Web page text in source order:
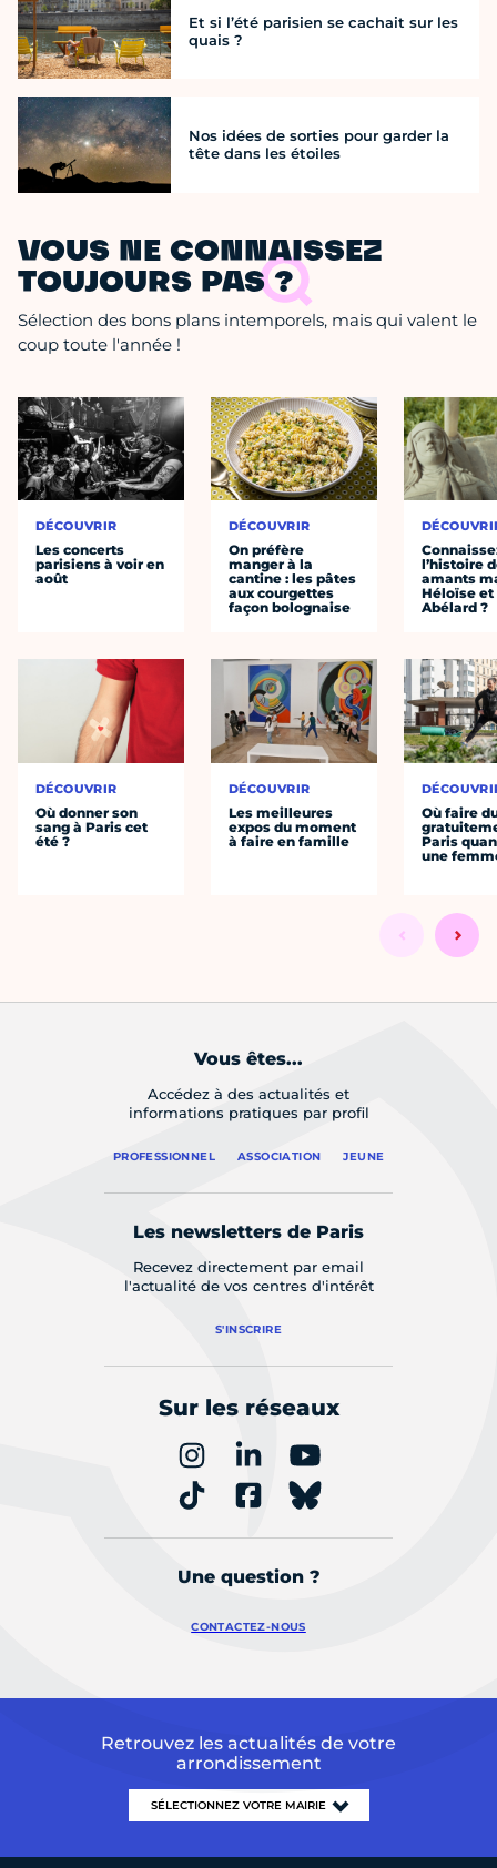
Et si l’été parisien se cachait sur les
quais ?
Nos idées de sorties pour garder la
tête dans les étoiles
VOUS NE CONNAISSEZ
TOUJOURS PAS ?
Sélection des bons plans intemporels, mais qui valent le
coup toute l'année !
DÉCOUVRIR
Les concerts
parisiens à voir en
août
DÉCOUVRIR
Où donner son
sang à Paris cet
été ?
DÉCOUVRIR
On préfère
manger à la
cantine : les pâtes
aux courgettes
façon bolognaise
DÉCOUVRIR
Les meilleures
expos du moment
à faire en famille
l’histoire
amants
Héloïse et
Abélard ?
Où faire
Paris
une
Vous êtes...
Accédez à des actualités et
informations pratiques par profil
PROFESSIONNEL ASSOCIATION JEUNE
Les newsletters de Paris
Recevez directement par email
l'actualité de vos centres d'intérêt
S'INSCRIRE
Sur les réseaux
Une question ?
CONTACTEZ-NOUS
Retrouvez les actualités de votre
arrondissement